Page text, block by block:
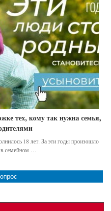
тех, кому так нужна семья,
18 лет. За эти годы произошло
семейном …